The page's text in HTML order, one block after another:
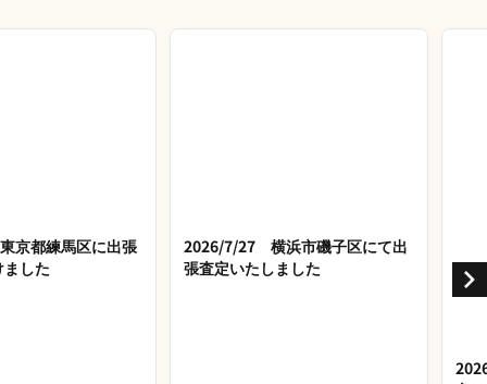
京都練馬区に出張
した
2026/7/27 横浜市磯子区にて出
張査定いたしました